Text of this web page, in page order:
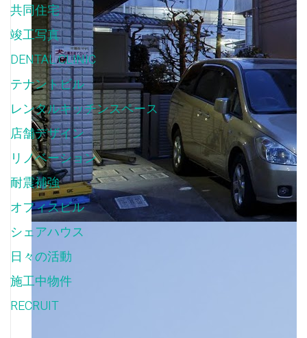
共同住宅(112)
竣工写真(103)
DENTAL CLINIC
テナントビル(9)
レンタルキッチンスペース(2)
店舗デザイン(3)
リノベーション(6)
耐震補強(3)
オフィスビル(6)
シェアハウス
日々の活動
施工中物件
RECRUIT